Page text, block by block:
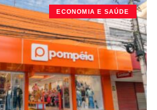
ECONOMIA E SAÚDE